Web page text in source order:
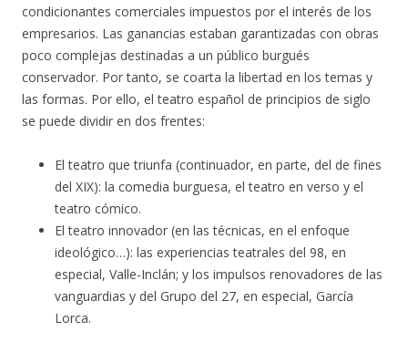
condicionantes comerciales impuestos por el interés de los
empresarios. Las ganancias estaban garantizadas con obras
poco complejas destinadas a un público burgués
conservador. Por tanto, se coarta la libertad en los temas y
las formas. Por ello, el teatro español de principios de siglo
se puede dividir en dos frentes:
El teatro que triunfa (continuador, en parte, del de fines
del XIX): la comedia burguesa, el teatro en verso y el
teatro cómico.
El teatro innovador (en las técnicas, en el enfoque
ideológico…): las experiencias teatrales del 98, en
especial, Valle-Inclán; y los impulsos renovadores de las
vanguardias y del Grupo del 27, en especial, García
Lorca.